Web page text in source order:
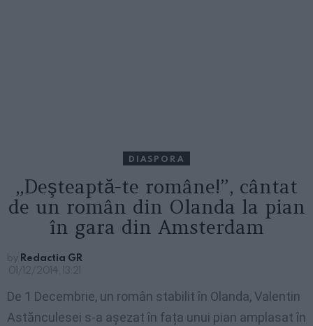
DIASPORA
„Deşteaptă-te române!”, cântat
de un român din Olanda la pian
în gara din Amsterdam
by Redactia GR
01/12/2014, 13:21
De 1 Decembrie, un român stabilit în Olanda, Valentin
Astănculesei s-a așezat în fața unui pian amplasat în